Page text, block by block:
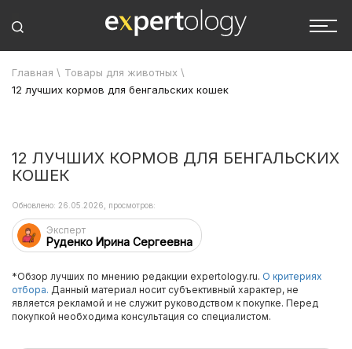
Главная \ Товары для животных \
12 лучших кормов для бенгальских кошек
12 ЛУЧШИХ КОРМОВ ДЛЯ БЕНГАЛЬСКИХ
КОШЕК
Эксперт
Руденко Ирина Сергеевна
Обновлено: 26.05.2026, просмотров:
*Обзор лучших по мнению редакции expertology.ru. О критериях
отбора. Данный материал носит субъективный характер, не
является рекламой и не служит руководством к покупке. Перед
покупкой необходима консультация со специалистом.